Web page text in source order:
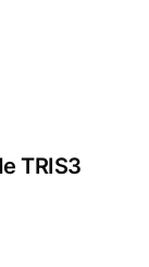
TRIS3